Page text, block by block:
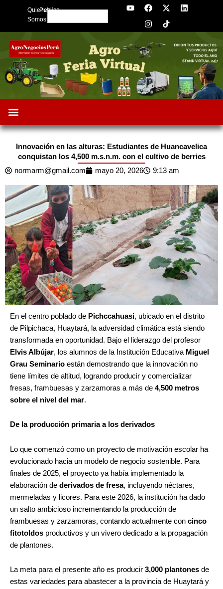
Quienes
Somos
Publica
Search
Y
o
b
e
F
a
c
e
o
o
k
X
-
t
w
t
L
i
d
n
I
n
s
t
g
r
a
Innovación en las alturas: Estudiantes de Huancavelica
conquistan los 4,500 m.s.n.m. con el cultivo de berries
normarm@gmail.com
mayo 20, 2026 9:13 am
En el centro poblado de Pichccahuasi, ubicado en el distrito
de Pilpichaca, Huaytará, la adversidad climática está siendo
transformada en oportunidad. Bajo el liderazgo del profesor
Elvis Albújar, los alumnos de la Institución Educativa Miguel
Grau Seminario están demostrando que la innovación no
tiene límites de altitud, logrando producir y comercializar
fresas, frambuesas y zarzamoras a más de 4,500 metros
sobre el nivel del mar.
De la producción primaria a los derivados
Lo que comenzó como un proyecto de motivación escolar ha
evolucionado hacia un modelo de negocio sostenible. Para
finales de 2025, el proyecto ya había implementado la
elaboración de derivados de fresa, incluyendo néctares,
mermeladas y licores. Para este 2026, la institución ha dado
un salto ambicioso incrementando la producción de
frambuesas y zarzamoras, contando actualmente con cinco
fitotoldos productivos y un vivero dedicado a la propagación
de plantones.
La meta para el presente año es producir 3,000 plantones de
estas variedades para abastecer a la provincia de Huaytará y